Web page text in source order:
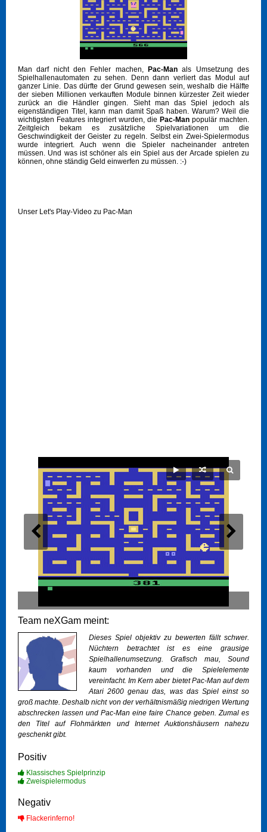
Man darf nicht den Fehler machen, Pac-Man als Umsetzung des
Spielhallenautomaten zu sehen. Denn dann verliert das Modul auf
ganzer Linie. Das dürfte der Grund gewesen sein, weshalb die Hälfte
der sieben Millionen verkauften Module binnen kürzester Zeit wieder
zurück an die Händler gingen. Sieht man das Spiel jedoch als
eigenständigen Titel, kann man damit Spaß haben. Warum? Weil die
wichtigsten Features integriert wurden, die Pac-Man populär machten.
Zeitgleich bekam es zusätzliche Spielvariationen um die
Geschwindigkeit der Geister zu regeln. Selbst ein Zwei-Spielermodus
wurde integriert. Auch wenn die Spieler nacheinander antreten
müssen. Und was ist schöner als ein Spiel aus der Arcade spielen zu
können, ohne ständig Geld einwerfen zu müssen. :-)
Unser Let's Play-Video zu Pac-Man
Team neXGam meint:
Dieses Spiel objektiv zu bewerten fällt schwer.
Nüchtern betrachtet ist es eine grausige
Spielhallenumsetzung. Grafisch mau, Sound
kaum vorhanden und die Spielelemente
vereinfacht. Im Kern aber bietet Pac-Man auf dem
Atari 2600 genau das, was das Spiel einst so
groß machte. Deshalb nicht von der verhältnismäßig niedrigen Wertung
abschrecken lassen und Pac-Man eine faire Chance geben. Zumal es
den Titel auf Flohmärkten und Internet Auktionshäusern nahezu
geschenkt gibt.
Positiv
Klassisches Spielprinzip
Zweispielermodus
Negativ
Flackerinferno!